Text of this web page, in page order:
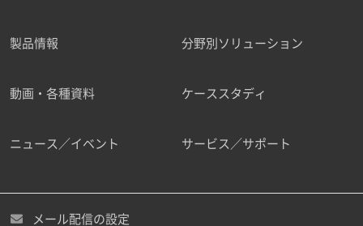
製品情報 分野別ソリューション
動画・各種資料 ケーススタディ
ニュース／イベント サービス／サポート
メール配信の設定